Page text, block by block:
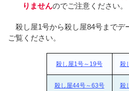
りませんのでご注意ください。
殺し屋1号から殺し屋84号までデ
ご覧ください。
殺し屋1号～19号 殺
殺し屋44号～63号 殺